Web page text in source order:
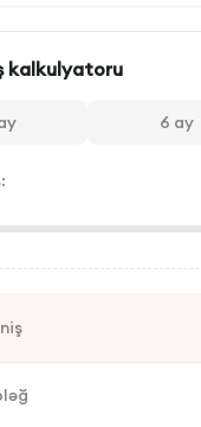
kalkulyatoru
6 ay